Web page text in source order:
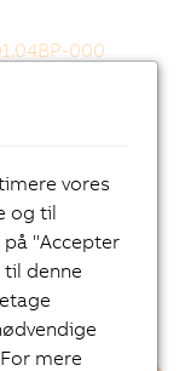
000
000
000
000
000
000
000
vores
og til
"Accepter
denne
mere